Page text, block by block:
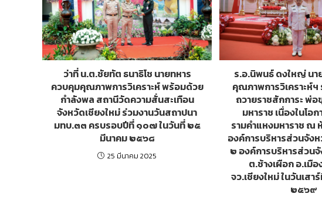
ว่าที่ น.ต.ชัยทัต ธนาธิโช นายทหาร
ควบคุมคุณภาพการวิเคราะห์ พร้อมด้วย
กำลังพล สถานีวัดความสั่นสะเทือน
จังหวัดเชียงใหม่ ร่วมงานวันสถาปนา
มทบ.๓๓ ครบรอบปีที่ ๑๐๗ ในวันที่ ๒๕
มีนาคม ๒๕๖๘
25 มีนาคม 2025
ร.อ.นิพนธ์ ดงใหญ่ นา
คุณภาพการวิเคราะห์
ถวายราชสักการะ พ่
มหาราช เนื่องในโอ
รามคำแหงมหาราช ณ
องค์การบริหารส่วนจัง
๒ องค์การบริหารส่วน
ต.ช้างเผือก อ.เมือ
จว.เชียงใหม่ ในวันเส
๒๕๖๙